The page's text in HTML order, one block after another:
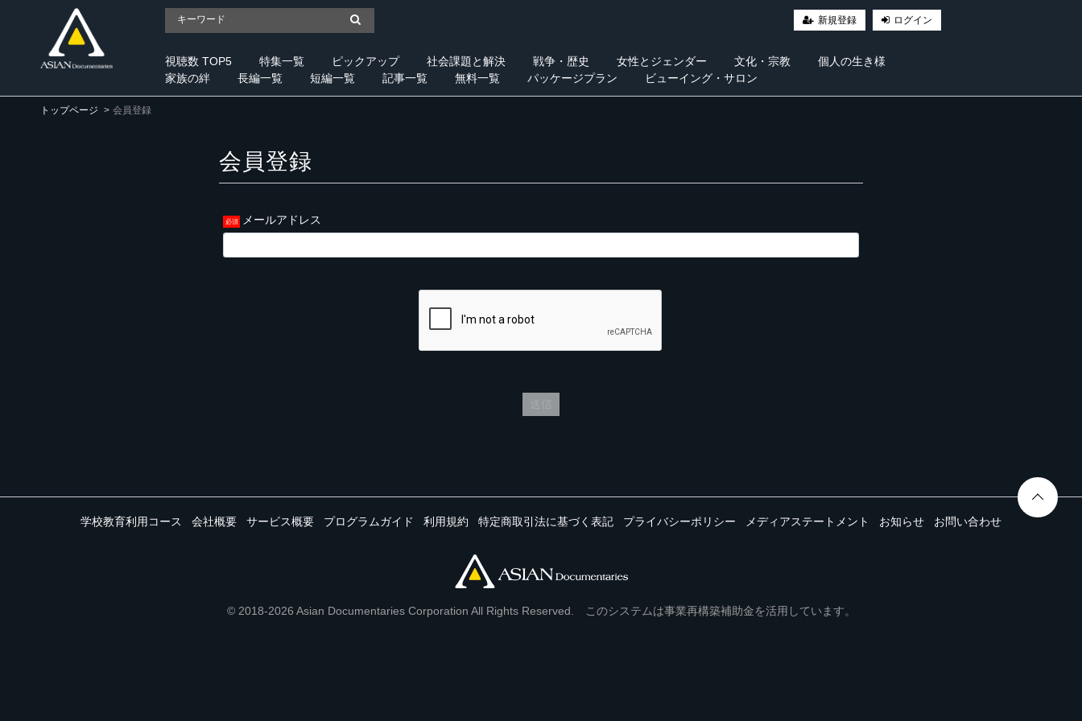
新規登録 ログイン
視聴数 TOP5 特集一覧 ピックアップ 社会課題と解決 戦争・歴史 女性とジェンダー 文化・宗教
個人の生き様
家族の絆
長編一覧 短編一覧 記事一覧 無料一覧 パッケージプラン ビューイング・サロン
トップページ 会員登録
会員登録
メールアドレス
学校教育利用コース 会社概要 サービス概要 プログラムガイド 利用規約 特定商取引法に基づく表記 プライバシーポリシー メディアステートメント お知らせ お問い合わせ
© 2018-2026 Asian Documentaries Corporation All Rights Reserved. このシステムは事業再構築補助金を活用しています。